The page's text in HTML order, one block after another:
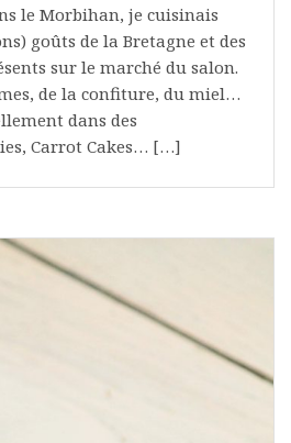
le Morbihan, je cuisinais
goûts de la Bretagne et des
sur le marché du salon.
de la confiture, du miel…
dans des
Carrot Cakes… […]